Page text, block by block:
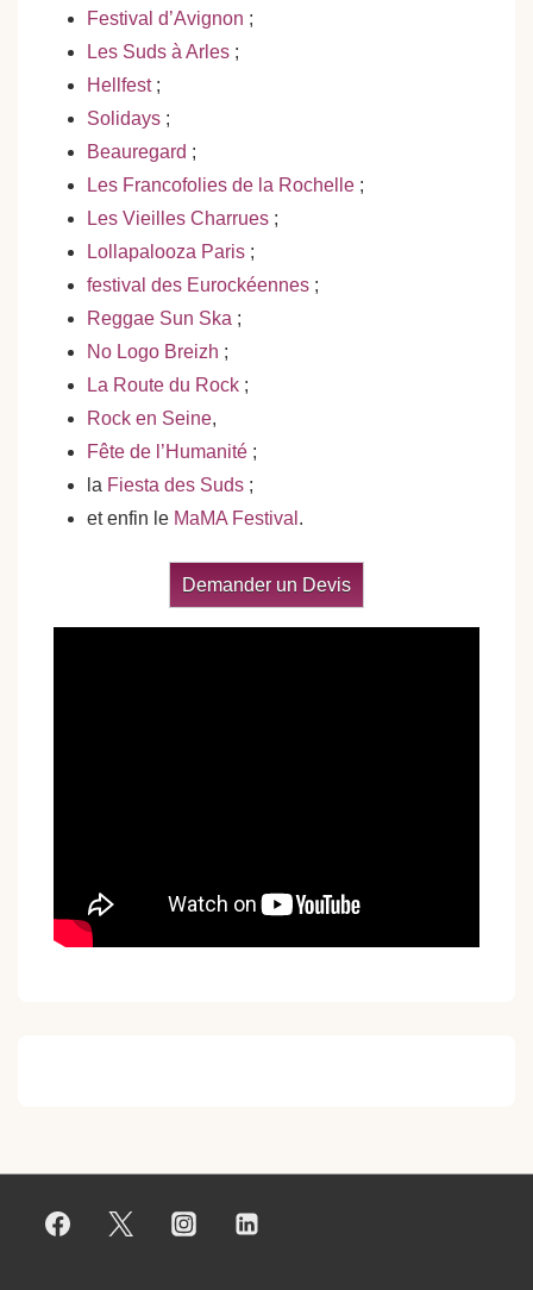
Festival d’Avignon ;
Les Suds à Arles ;
Hellfest;
Solidays ;
Beauregard ;
Les Francofolies de la Rochelle ;
Les Vieilles Charrues ;
Lollapalooza Paris ;
festival des Eurockéennes ;
Reggae Sun Ska ;
No Logo Breizh ;
La Route du Rock ;
Rock en Seine,
Fête de l’Humanité ;
la Fiesta des Suds ;
et enfin le MaMA Festival .
Demander un Devis